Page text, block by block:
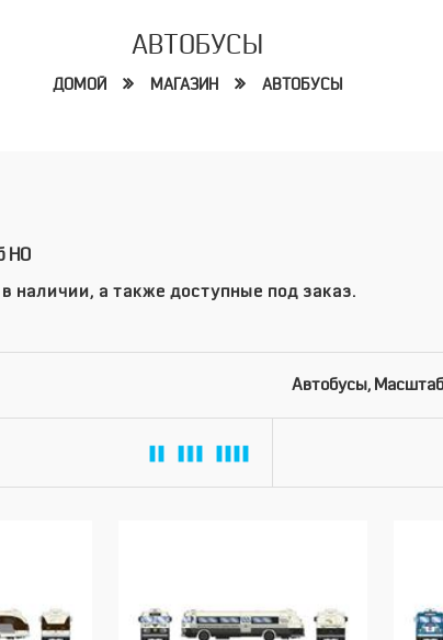
АВТОБУСЫ
ДОМОЙ МАГАЗИН АВТОБУСЫ
HO
наличии, а также доступные под заказ.
Автобусы,